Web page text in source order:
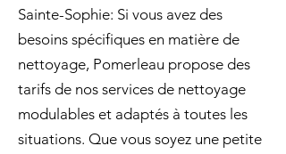
Sainte-Sophie: Si vous avez des
besoins spécifiques en matière de
nettoyage, Pomerleau propose des
tarifs de nos services de nettoyage
modulables et adaptés à toutes les
situations. Que vous soyez une petite